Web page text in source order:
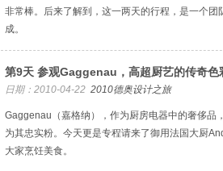
非常棒。后来了解到，这一两天的行程，是一个团
成。
第9天 参观Gaggenau，高超厨艺的传奇色
日期：2010-04-22 2010德奥设计之旅
Gaggenau（嘉格纳），作为厨房电器中的奢侈品
为其忠实粉。今天更是专程请来了御用法国大厨
大家烹饪美食。